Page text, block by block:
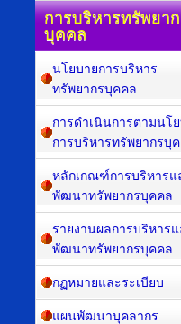
การบริหารทรัพยา
บุคคล
นโยบายการบริหาร
ทรัพยากรบุคคล
การดำเนินการตามนโ
การบริหารทรัพยากรบุ
หลักเกณฑ์การบริหารแ
พัฒนาทรัพยากรบุคคล
รายงานผลการบริหาร
พัฒนาทรัพยากรบุคคล
กฏหมายและระเบียบ
แผนพัฒนาบุคลากร